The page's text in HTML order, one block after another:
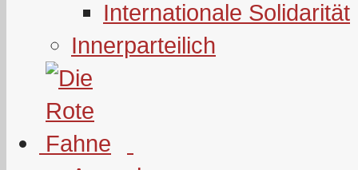
Internationale Solidarität
Innerparteilich